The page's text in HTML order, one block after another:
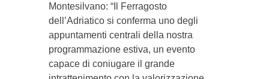
Montesilvano: “Il Ferragosto
dell’Adriatico si conferma uno degli
appuntamenti centrali della nostra
programmazione estiva, un evento
capace di coniugare il grande